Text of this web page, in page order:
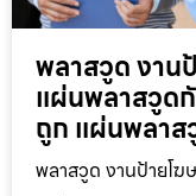
พลาสวูด งาน
แผ่นพลาสวูด
ถูก แผ่นพลา
พลาสวูด งานป้ายโ